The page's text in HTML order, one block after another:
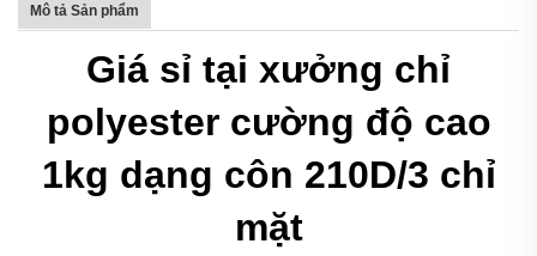
Mô tả Sản phẩm
Giá sỉ tại xưởng chỉ
polyester cường độ cao
1kg dạng côn 210D/3 chỉ
mặt